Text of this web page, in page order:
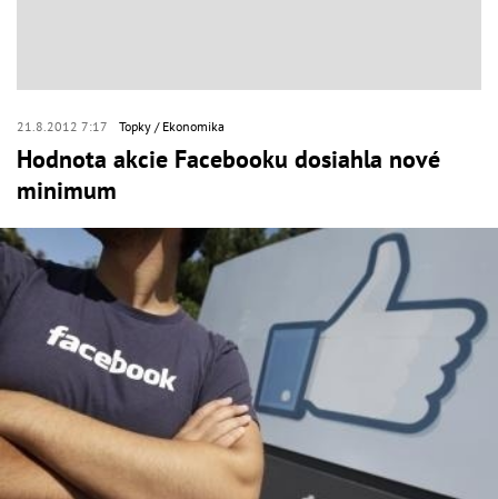
21.8.2012 7:17 Topky Ekonomika
Hodnota akcie Facebooku dosiahla nové
minimum